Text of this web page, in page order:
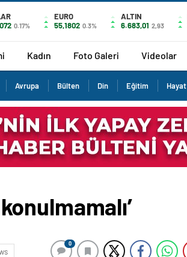
0.17%
EURO
55,1802 0.3%
ALTIN
6.683,01 2,93
Kadın Foto Galeri Videolar
Avrupa Bülten Din Eğitim Hayat
0